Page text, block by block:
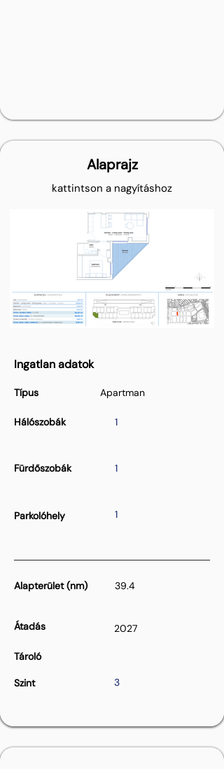
Alaprajz
kattintson a nagyításhoz
Ingatlan adatok
Típus
Hálószobák
Apartman
1
Fürdőszobák 1
Parkolóhely 1
Alapterület (nm) 39.4
Átadás 2027
Tároló
Szint 3